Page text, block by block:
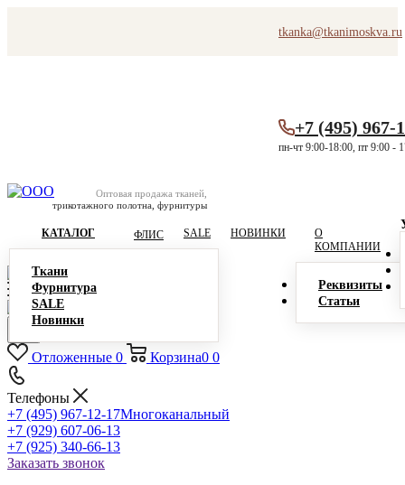
tkanka@tkanimoskva.ru
Оптовая продажа тканей,
трикотажного полотна, фурнитуры
+7 (495) 967-
пн-чт 9:00-18:00, пт 9:00 -
КАТАЛОГ
Ткани
Фурнитура
SALE
Новинки
ФЛИС SALE НОВИНКИ
О
КОМПАНИИ
Реквизиты
Статьи
Отложенные 0 Корзина0 0
Телефоны
+7 (495) 967-12-17Многоканальный
+7 (929) 607-06-13
+7 (925) 340-66-13
Заказать звонок